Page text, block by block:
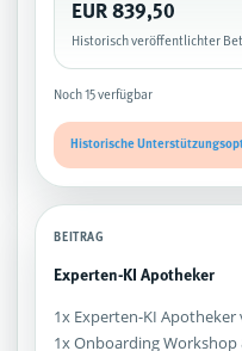
EUR 839,50
Historisch veröffentlichter
Noch 15 verfügbar
Historische
BEITRAG
Experten-KI Apotheker
1x Experten-KI Apotheker
1x Onboarding Workshop